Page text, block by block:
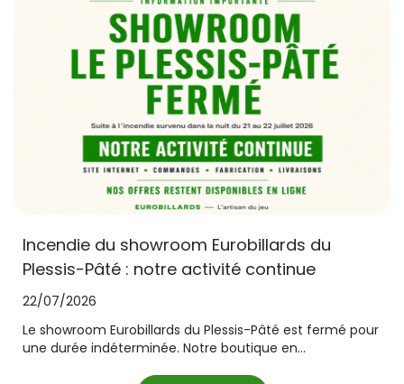
Incendie du showroom Eurobillards du
Plessis-Pâté : notre activité continue
22/07/2026
Le showroom Eurobillards du Plessis-Pâté est fermé pour
une durée indéterminée. Notre boutique en...